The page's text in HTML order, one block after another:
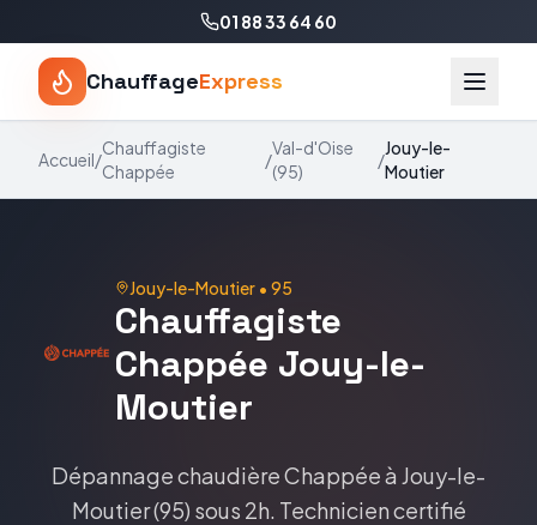
01 88 33 64 60
ChauffageExpress
Accueil/
Chauffagiste
Chappée
/
Val-d'Oise
(95)
/
Jouy-le-
Moutier
Jouy-le-Moutier • 95
Chauffagiste
Chappée Jouy-le-
Moutier
Dépannage chaudièreChappéeà Jouy-le-
Moutier(95) sous 2h. Technicien certifié